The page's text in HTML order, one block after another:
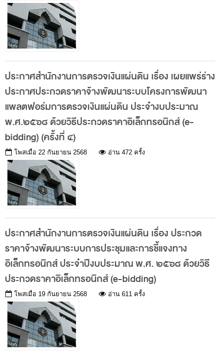
รองผู้ตรวจเงินแผ่นดิน (สตภ.1-15)
ที่ปรึกษาประจำสำนักงาน
ผู้บริหารเทคโนโลยีสารสนเทศระดับสูง (CIO)
หน้าที่และอำนาจ
โครงสร้างหน่วยงาน
ภาพรวม
ส่วนกลาง
ส่วนภูมิภาค
คณะกรรมการตรวจสอบของสำนักงานการตรวจเงิน
แผ่นดิน
โครงสร้างคณะกรรมการตรวจสอบ
คณะกรรมการมาตรฐานจริยธรรมของเจ้าหน้าที่และ
บุคลากรอื่น
โครงสร้างคณะกรรมการ
เอกสารที่เกี่ยวข้อง
ตราสัญลักษณ์ สตง.
ผลการตรวจสอบ
ผลการตรวจสอบที่สำคัญ
ประกาศสำนักงานการตรวจเงินแผ่นดิน เรื่อง เผยแพร่ร่าง
ประกาศประกวดราคาจ้างพัฒนาระบบโครงการพัฒนา
แพลตฟอร์มการตรวจเงินแผ่นดิน ประจำงบประมาณ
พ.ศ.๒๕๖๘ ด้วยวิธีประกวดราคาอิเล็กทรอนิกส์ (e-
bidding) (ครั้งที่ ๔)
โพสเมื่อ 22 กันยายน 2568 อ่าน 472 ครั้ง
ประกาศสำนักงานการตรวจเงินแผ่นดิน เรื่อง ประกวด
ราคาจ้างพัฒนาระบบการประชุมและการชี้แจงทาง
อิเล็กทรอนิกส์ ประจำปีงบประมาณ พ.ศ. ๒๕๖๘ ด้วยวิธี
ประกวดราคาอิเล็กทรอนิกส์ (e-bidding)
โพสเมื่อ 19 กันยายน 2568 อ่าน 611 ครั้ง